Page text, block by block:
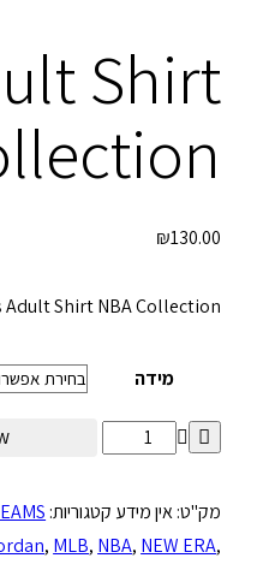
Shirt
₪130.00
Adult Shirt NBA Collection
מידה
מק"ט:אין מידע קטגוריות:
, MLB, NBA, NEW ERA,